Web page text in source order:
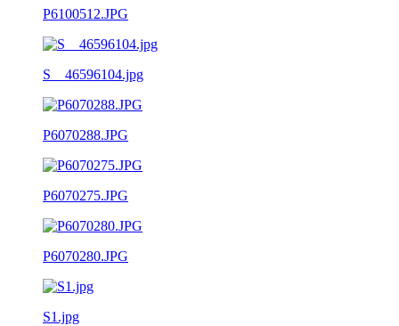
P6100512.JPG
S__46596104.jpg
P6070288.JPG
P6070275.JPG
P6070280.JPG
S1.jpg